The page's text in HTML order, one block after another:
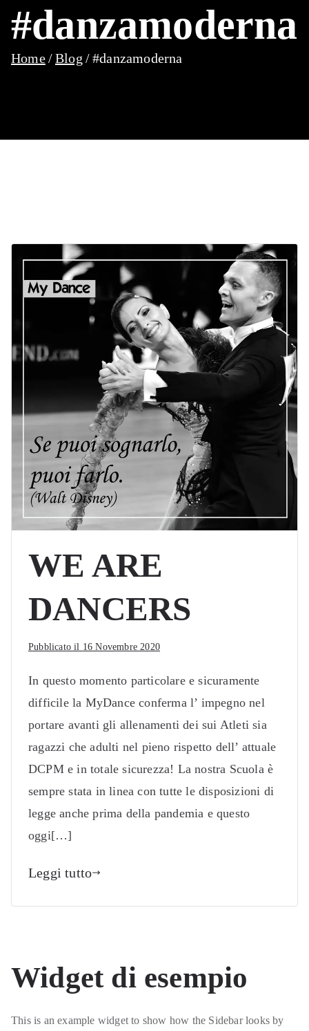
#danzamoderna
Home Blog #danzamoderna
WE ARE
DANCERS
Pubblicato il 16 Novembre 2020
In questo momento particolare e sicuramente
difficile la MyDance conferma l’ impegno nel
portare avanti gli allenamenti dei sui Atleti sia
ragazzi che adulti nel pieno rispetto dell’ attuale
DCPM e in totale sicurezza! La nostra Scuola è
sempre stata in linea con tutte le disposizioni di
legge anche prima della pandemia e questo
oggi[…]
Leggi tutto
Widget di esempio
This is an example widget to show how the Sidebar looks by